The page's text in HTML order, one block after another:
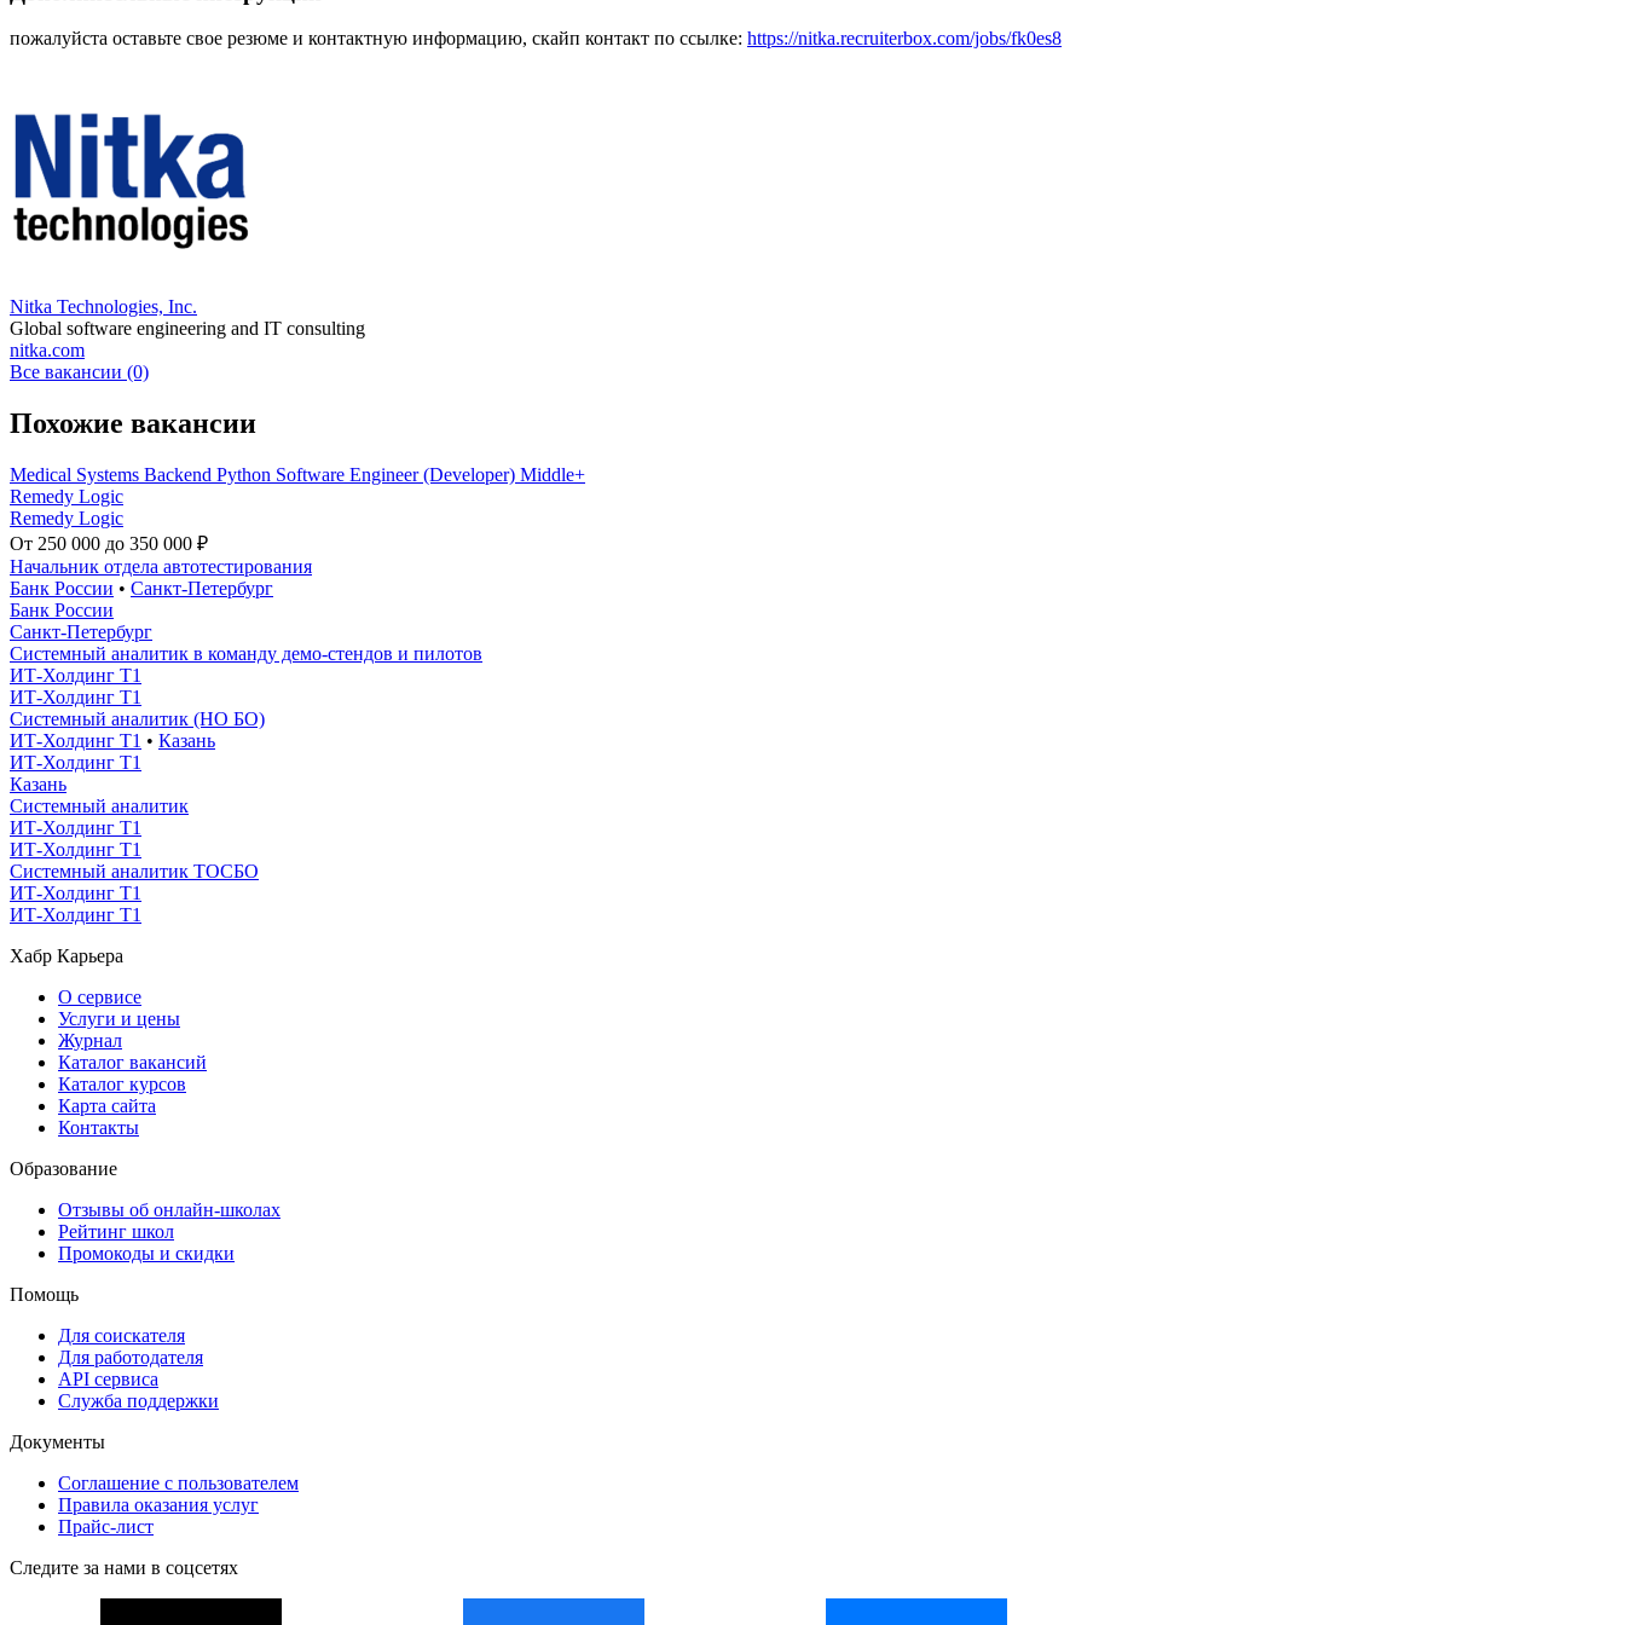
пожалуйста оставьте свое резюме и контактную информацию, скайп контакт по ссылке: https://nitka.recruiterbox.com/jobs/fk0es8
Nitka Technologies, Inc.
Global software engineering and IT consulting
nitka.com
Все вакансии (0)
Похожие вакансии
Medical Systems Backend Python Software Engineer (Developer) Middle+
Remedy Logic
Remedy Logic
От 250 000 до 350 000 ₽
Начальник отдела автотестирования
Банк России • Санкт-Петербург
Банк России
Санкт-Петербург
Системный аналитик в команду демо-стендов и пилотов
ИТ-Холдинг Т1
ИТ-Холдинг Т1
Системный аналитик (НО БО)
ИТ-Холдинг Т1 • Казань
ИТ-Холдинг Т1
Казань
Системный аналитик
ИТ-Холдинг Т1
ИТ-Холдинг Т1
Системный аналитик ТОСБО
ИТ-Холдинг Т1
ИТ-Холдинг Т1
Хабр Карьера
О сервисе
Услуги и цены
Журнал
Каталог вакансий
Каталог курсов
Карта сайта
Контакты
Образование
Отзывы об онлайн-школах
Рейтинг школ
Промокоды и скидки
Помощь
Для соискателя
Для работодателя
API сервиса
Служба поддержки
Документы
Соглашение с пользователем
Правила оказания услуг
Прайс-лист
Следите за нами в соцсетях